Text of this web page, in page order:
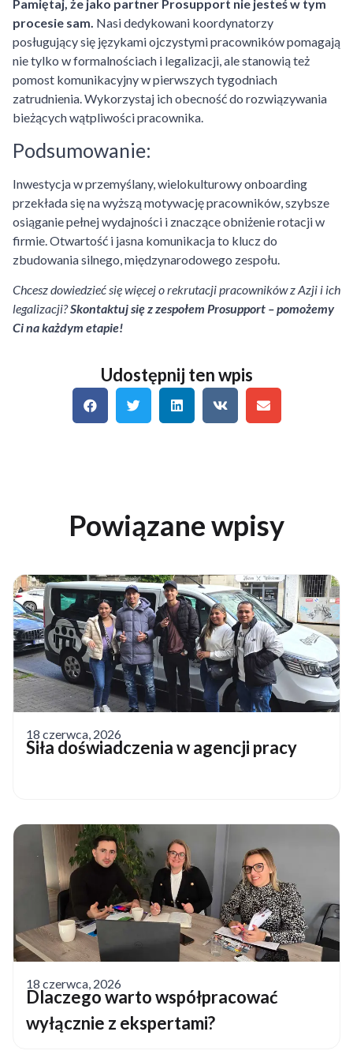
Pamiętaj, że jako partner Prosupport nie jesteś w tym
procesie sam. Nasi dedykowani koordynatorzy
posługujący się językami ojczystymi pracowników pomagają
nie tylko w formalnościach i legalizacji, ale stanowią też
pomost komunikacyjny w pierwszych tygodniach
zatrudnienia. Wykorzystaj ich obecność do rozwiązywania
bieżących wątpliwości pracownika.
Podsumowanie:
Inwestycja w przemyślany, wielokulturowy onboarding
przekłada się na wyższą motywację pracowników, szybsze
osiąganie pełnej wydajności i znaczące obniżenie rotacji w
firmie. Otwartość i jasna komunikacja to klucz do
zbudowania silnego, międzynarodowego zespołu.
Chcesz dowiedzieć się więcej o rekrutacji pracowników z Azji i ich
legalizacji?Skontaktuj się z zespołem Prosupport – pomożemy
Ci na każdym etapie!
Udostępnij ten wpis
Powiązane wpisy
18 czerwca, 2026
Siła doświadczenia w agencji pracy
18 czerwca, 2026
Dlaczego warto współpracować
wyłącznie z ekspertami?